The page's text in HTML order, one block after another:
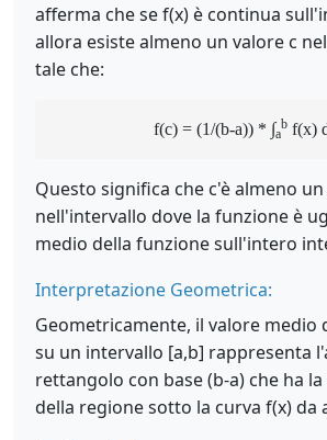
afferma che se f(x) è continua
allora esiste almeno un valore c
tale che:
f(c) = (1/(b-a)) * ∫a
bf(x)
Questo significa che c'è almeno
nell'intervallo dove la funzione è
medio della funzione sull'intero
Interpretazione Geometrica:
Geometricamente, il valore medio
su un intervallo [a,b] rappresenta
rettangolo con base (b-a) che ha la
della regione sotto la curva f(x) da